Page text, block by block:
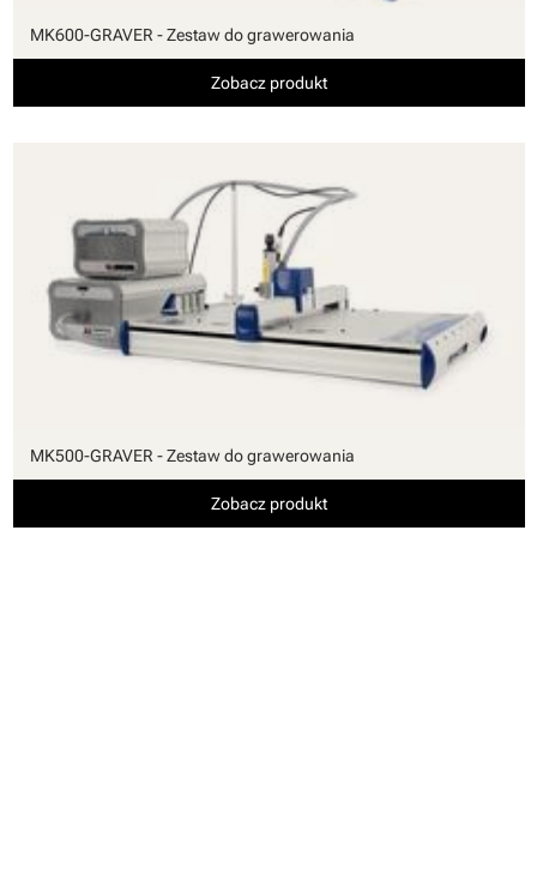
MK600-GRAVER - Zestaw do grawerowania
Zobacz produkt
MK500-GRAVER - Zestaw do grawerowania
Zobacz produkt